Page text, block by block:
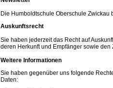
Die Humboldtschule Oberschule Zwickau
Auskunftsrecht
Sie haben jederzeit das Recht auf
deren Herkunft und Empfänger sowie den
Weitere Informationen
Sie haben gegenüber uns folgende
Daten: